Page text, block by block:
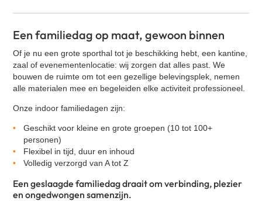
Een familiedag op maat, gewoon binnen
Of je nu een grote sporthal tot je beschikking hebt, een kantine,
zaal of evenementenlocatie: wij zorgen dat alles past. We
bouwen de ruimte om tot een gezellige belevingsplek , nemen
alle materialen mee en begeleiden elke activiteit professioneel.
Onze indoor familiedagen zijn:
Geschikt voor kleine en grote groepen (10 tot 100+
personen)
Flexibel in tijd, duur en inhoud
Volledig verzorgd van A tot Z
Een geslaagde familiedag draait om verbinding, plezier
en ongedwongen samenzijn.